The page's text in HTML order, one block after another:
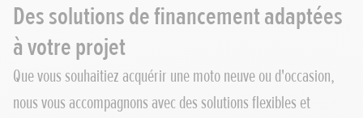
Des solutions de financement adaptées
à votre projet
Que vous souhaitiez acquérir une moto neuve ou d'occasion,
nous vous accompagnons avec des solutions flexibles et